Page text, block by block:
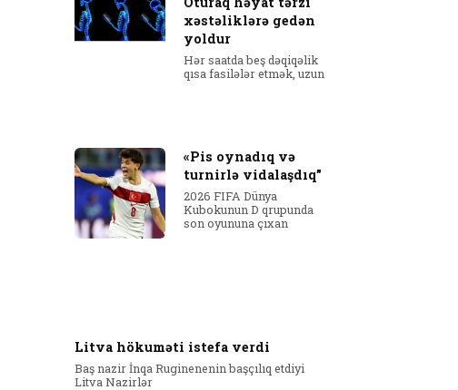
xəstəliklərə gedən
yoldur
Hər saatda beş dəqiqəlik
qısa fasilələr etmək, uzun
«Pis oynadıq və
turnirlə vidalaşdıq”
2026 FIFA Dünya
Kubokunun D qrupunda
son oyununa çıxan
Litva hökuməti istefa verdi
Baş nazir İnqa Ruginenenin başçılıq etdiyi
Litva Nazirlər